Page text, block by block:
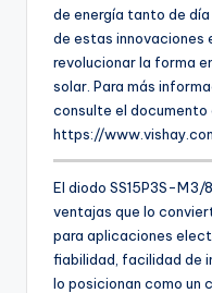
de energía tanto de
de estas innovaciones
revolucionar la forma
solar. Para más
consulte el documento
https://
El diodo SS15P3S-M3/
ventajas que lo
para aplicaciones
fiabilidad, facilidad de
lo posicionan como un